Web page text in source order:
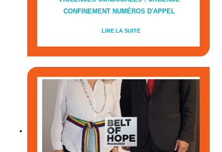
CONFINEMENT NUMÉROS D'APPEL
LIRE LA SUITE